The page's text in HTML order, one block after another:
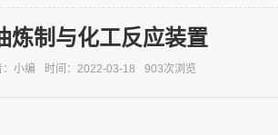
炼制与化工反应装置
：小编 时间：2022-03-18 903次浏览